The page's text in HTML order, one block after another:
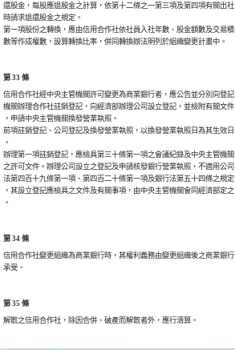
還股金，每股應退股金之計算，依第十二條之一第三項及第四項有關出社
時請求退還股金之規定。
第一項股份之轉換，應由信用合作社依社員入社年數、股金額數及交易積
數等作成權數，設算轉換比率，併同轉換辦法明列於組織變更計畫中。
第 33 條
信用合作社經中央主管機關許可變更為商業銀行者，應公告並分別向登記
機關辦理合作社註銷登記，向經濟部辦理公司設立登記，並檢附有關文件
，申請中央主管機關換發營業執照。
前項註銷登記、公司登記及換發營業執照，以換發營業執照日為其生效日
。
辦理第一項註銷登記，應檢具第三十條第一項之會議紀錄及中央主管機關
之許可文件。辦理公司設立之登記及申請核發銀行營業執照，不適用公司
法第四百十九條第一項、第四百二十條第一項及銀行法第五十四條之規定
，其設立登記應檢具之文件及有關事項，由中央主管機關會同經濟部定之
。
第 34 條
信用合作社變更組織為商業銀行時，其權利義務由變更組織後之商業銀行
承受。
第 35 條
解散之信用合作社，除因合併、破產而解散者外，應行清算。